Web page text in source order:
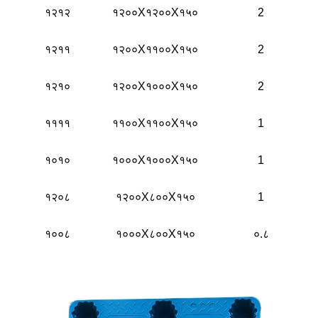
१२१२ १२००X१२००X१५० 2
१२११ १२००X११००X१५० 2
१२१० १२००X१०००X१५० 2
११११ ११००X११००X१५० 1
१०१० १०००X१०००X१५० 1
१२०८ १२००X८००X१५० 1
१००८ १०००X८००X१५० ०.८